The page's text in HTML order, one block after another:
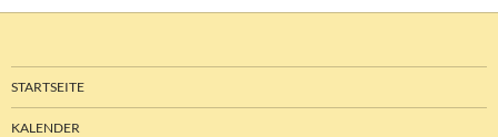
STARTSEITE
KALENDER